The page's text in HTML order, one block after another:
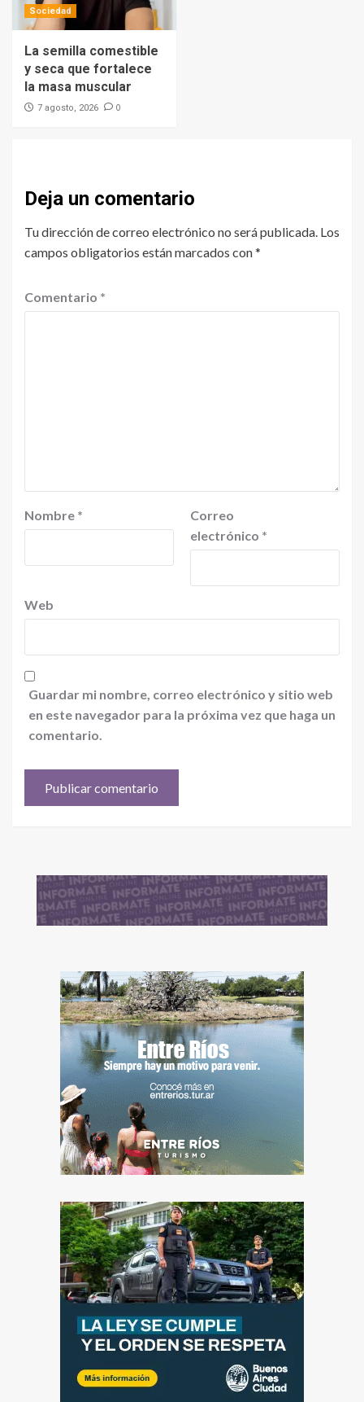
Sociedad
La semilla comestible
y seca que fortalece
la masa muscular
7 agosto, 2026 0
Deja un comentario
Tu dirección de correo electrónico no será publicada. Los
campos obligatorios están marcados con*
Comentario *
Nombre *
Correo
electrónico *
Web
Guardar mi nombre, correo electrónico y sitio web
en este navegador para la próxima vez que haga un
comentario.